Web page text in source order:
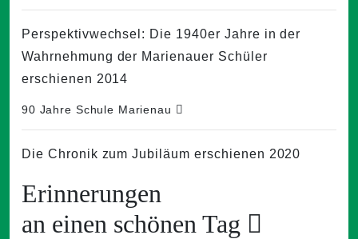
Perspektivwechsel: Die 1940er Jahre in der
Wahrnehmung der Marienauer Schüler
erschienen 2014
90 Jahre Schule Marienau
Die Chronik zum Jubiläum erschienen 2020
Erinnerungen
an einen schönen Tag